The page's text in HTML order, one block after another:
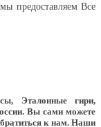
предоставляем Все
Эталонные гири,
Вы сами можете
к нам. Наши